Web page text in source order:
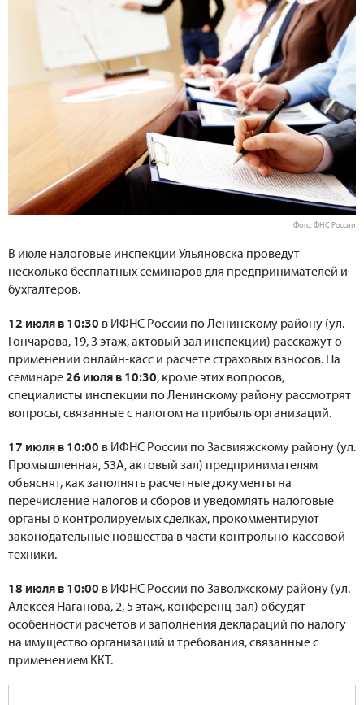
Фото: ФНС России
В июле налоговые инспекции Ульяновска проведут
несколько бесплатных семинаров для предпринимателей и
бухгалтеров.
12 июля в 10:30 в ИФНС России по Ленинскому району (ул.
Гончарова, 19, 3 этаж, актовый зал инспекции) расскажут о
применении онлайн-касс и расчете страховых взносов. На
семинаре26 июля в 10:30, кроме этих вопросов,
специалисты инспекции по Ленинскому району рассмотрят
вопросы, связанные с налогом на прибыль организаций.
17 июля в 10:00 в ИФНС России по Засвияжскому району (ул.
Промышленная, 53А, актовый зал) предпринимателям
объяснят, как заполнять расчетные документы на
перечисление налогов и сборов и уведомлять налоговые
органы о контролируемых сделках, прокомментируют
законодательные новшества в части контрольно-кассовой
техники.
18 июля в 10:00 в ИФНС России по Заволжскому району (ул.
Алексея Наганова, 2, 5 этаж, конференц-зал) обсудят
особенности расчетов и заполнения деклараций по налогу
на имущество организаций и требования, связанные с
применением ККТ.